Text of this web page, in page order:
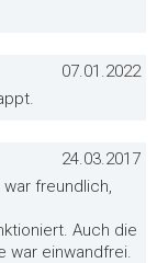
07.01.2022
24.03.2017
freundlich,
Auch die
war einwandfrei.